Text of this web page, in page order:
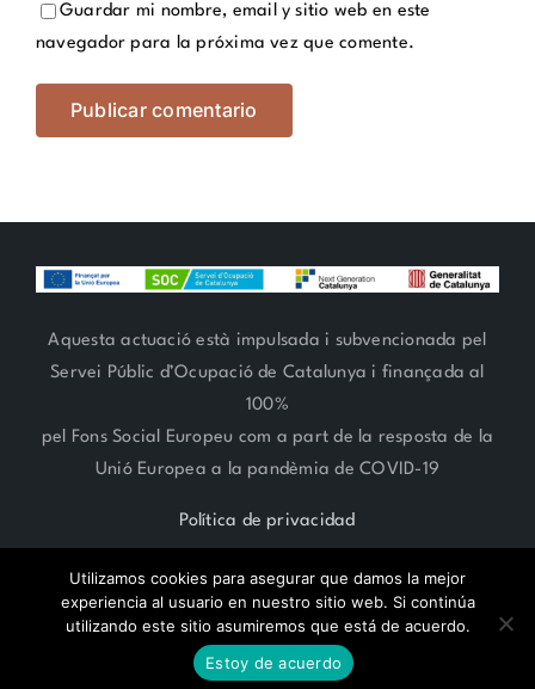
Guardar mi nombre, email y sitio web en este
navegador para la próxima vez que comente.
Aquesta actuació està impulsada i subvencionada pel
Servei Públic d’Ocupació de Catalunya i finançada al
100%
pel Fons Social Europeu com a part de la resposta de la
Unió Europea a la pandèmia de COVID-19
Política de privacidad
ARTE FLORAL 93 666 27 06 | ESTILISMO 93 685 62 38 | Paseo
Compte de Vilardaga 119,SANT FELIU DE LLOBREGAT -
RESERVA CITA ONLINE
Utilizamos cookies para asegurar que damos la mejor
experiencia al usuario en nuestro sitio web. Si continúa
utilizando este sitio asumiremos que está de acuerdo.
Estoy de acuerdo